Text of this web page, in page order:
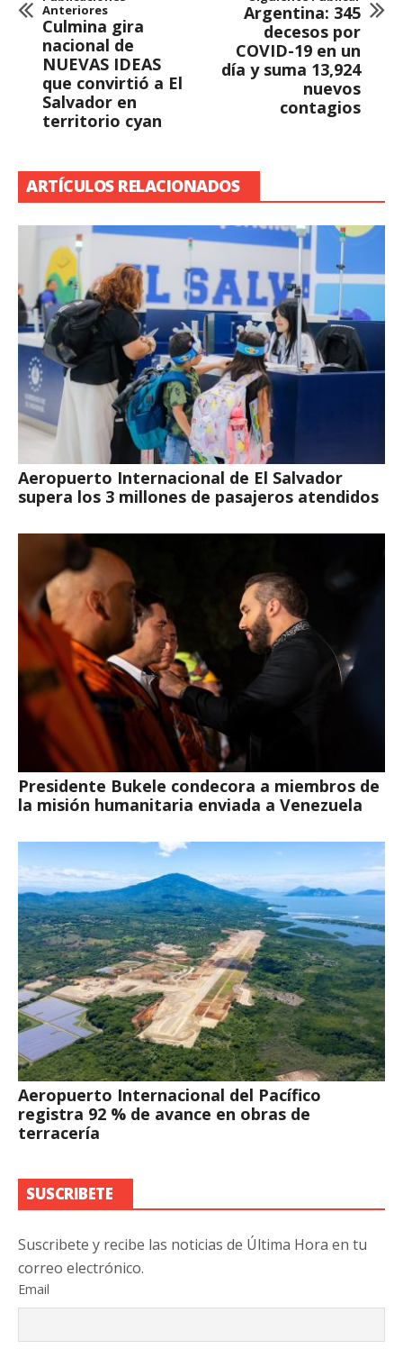
Anteriores
Culmina gira
nacional de
NUEVAS IDEAS
que convirtió a El
Salvador en
territorio cyan
Argentina: 345
decesos por
COVID-19 en un
día y suma 13,924
nuevos
contagios
ARTÍCULOS RELACIONADOS
Aeropuerto Internacional de El Salvador
supera los 3 millones de pasajeros atendidos
Presidente Bukele condecora a miembros de
la misión humanitaria enviada a Venezuela
Aeropuerto Internacional del Pacífico
registra 92 % de avance en obras de
terracería
SUSCRIBETE
Suscribete y recibe las noticias de Última Hora en tu
correo electrónico.
Email